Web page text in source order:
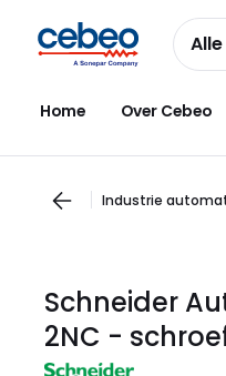
naar
navigatie
naar
inhoud
Home Over Cebeo
Industrie
Schneider
2NC -